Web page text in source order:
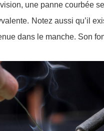
une panne courbée
Notez aussi qu’il
dans le manche. Son